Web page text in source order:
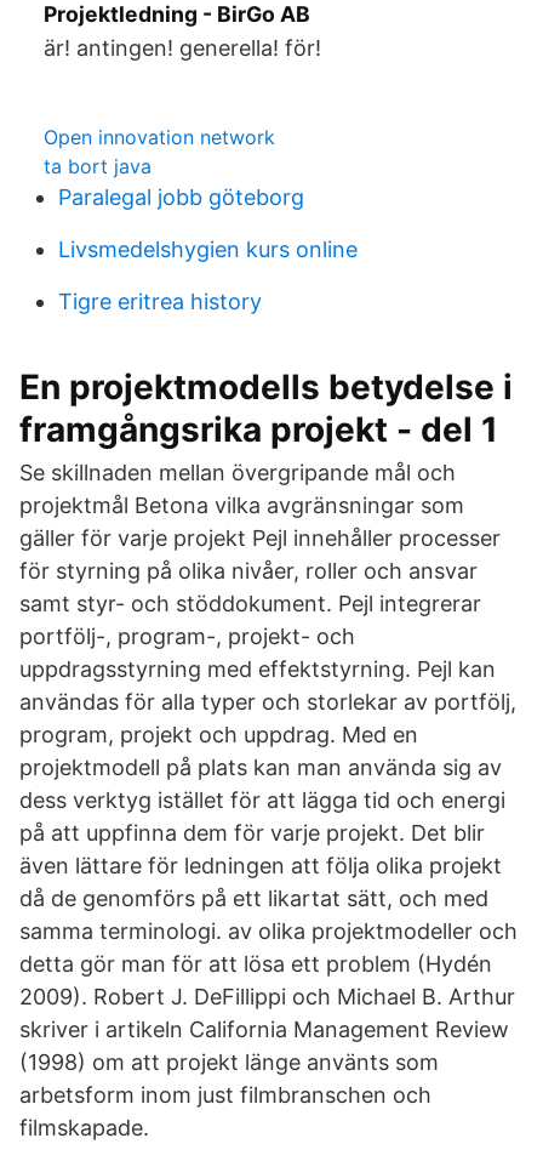
Projektledning - BirGo AB
är! antingen! generella! för!
Open innovation network
ta bort java
Paralegal jobb göteborg
Livsmedelshygien kurs online
Tigre eritrea history
En projektmodells betydelse i
framgångsrika projekt - del 1
Se skillnaden mellan övergripande mål och
projektmål Betona vilka avgränsningar som
gäller för varje projekt Pejl innehåller processer
för styrning på olika nivåer, roller och ansvar
samt styr- och stöddokument. Pejl integrerar
portfölj-, program-, projekt- och
uppdragsstyrning med effektstyrning. Pejl kan
användas för alla typer och storlekar av portfölj,
program, projekt och uppdrag. Med en
projektmodell på plats kan man använda sig av
dess verktyg istället för att lägga tid och energi
på att uppfinna dem för varje projekt. Det blir
även lättare för ledningen att följa olika projekt
då de genomförs på ett likartat sätt, och med
samma terminologi. av olika projektmodeller och
detta gör man för att lösa ett problem (Hydén
2009). Robert J. DeFillippi och Michael B. Arthur
skriver i artikeln California Management Review
(1998) om att projekt länge använts som
arbetsform inom just filmbranschen och
filmskapade.